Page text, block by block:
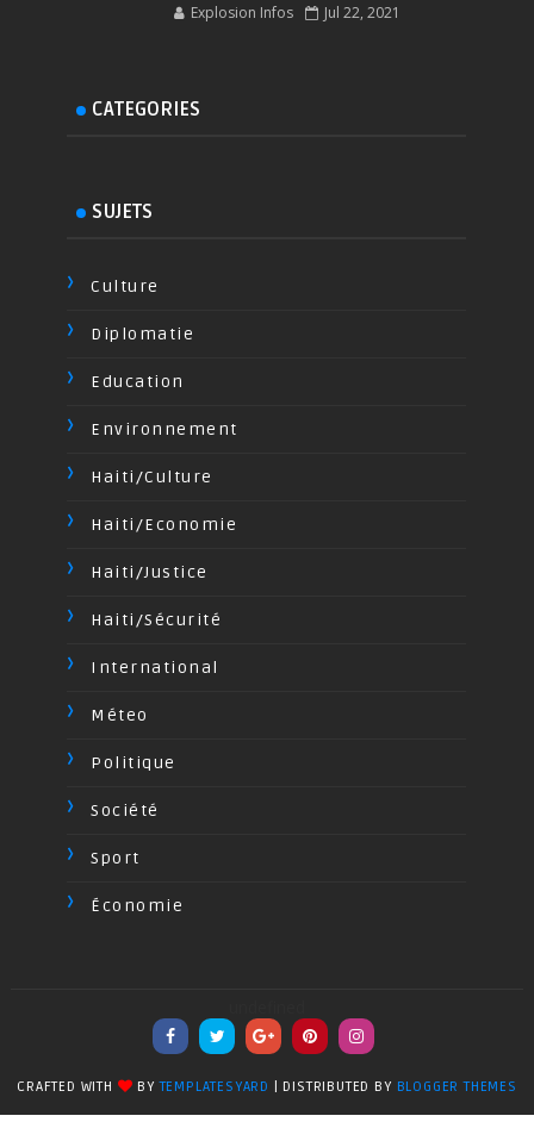
Explosion Infos Jul 22, 2021
CATEGORIES
SUJETS
Culture
Diplomatie
Education
Environnement
Haiti/Culture
Haiti/Economie
Haiti/Justice
Haiti/Sécurité
International
Méteo
Politique
Société
Sport
Économie
CRAFTED WITH BYTEMPLATESYARD | DISTRIBUTED BY BLOGGER THEMES